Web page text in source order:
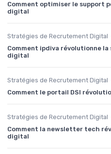
Comment optimiser le support
digital
Stratégies de Recrutement Digital
Comment ipdiva révolutionne
digital
Stratégies de Recrutement Digital
Comment le portail DSI
Stratégies de Recrutement Digital
Comment la newsletter tech
digital